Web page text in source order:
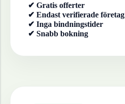
✔ Gratis offerter
✔ Endast verifierade företag
✔ Inga bindningstider
✔ Snabb bokning